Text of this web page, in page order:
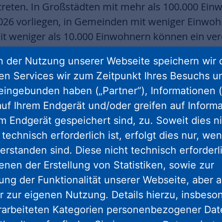
In Großstädten mit mehr als 100.000
vorliegen, in Gemeinden mit weniger
weniger als 10.000 Einwohnern können ein
durchführen.
Prozesses ist es, bis 2045 eine
Die Wärmeplanung soll auf Grundlage
zentrale Wärmeversorgung zukünftig auf die
Abwärme umgestellt werden kann. Dabei
betrachtet, sondern das ganze
die lokale Wärmeversorgung beraten die, die
Stadtwerke und
für Kommunen
der Nutzung unserer Webseite speichern wir
Services wir zum Zeitpunkt Ihres Besuchs
haben („Partner“), Informationen
Ihrem Endgerät und/oder greifen auf
Endgerät gespeichert sind, zu. Soweit dies
erforderlich ist, erfolgt dies nur,
sind. Diese nicht technisch
der Erstellung von Statistiken, sowie zur
der Funktionalität unserer Webseite, aber
zur eigenen Nutzung. Details hierzu,
Kategorien personenbezogener